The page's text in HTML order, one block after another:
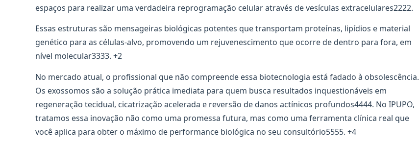
espaços para realizar uma verdadeira reprogramação celular através de vesículas extracelulares2222.
Essas estruturas são mensageiras biológicas potentes que transportam proteínas, lipídios e material
genético para as células-alvo, promovendo um rejuvenescimento que ocorre de dentro para fora, em
nível molecular3333. +2
No mercado atual, o profissional que não compreende essa biotecnologia está fadado à obsolescência.
Os exossomos são a solução prática imediata para quem busca resultados inquestionáveis em
regeneração tecidual, cicatrização acelerada e reversão de danos actínicos profundos4444. No IPUPO,
tratamos essa inovação não como uma promessa futura, mas como uma ferramenta clínica real que
você aplica para obter o máximo de performance biológica no seu consultório5555. +4